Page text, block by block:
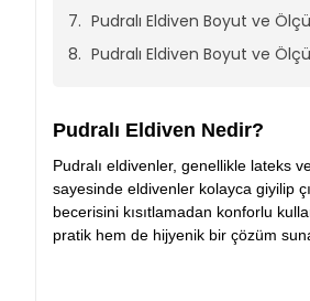
Pudralı Eldiven Boyut ve
Pudralı Eldiven Boyut ve
Pudralı Eldiven Nedir?
Pudralı eldivenler, genellikle lateks
sayesinde eldivenler kolayca giyilip
becerisini kısıtlamadan konforlu
pratik hem de hijyenik bir çözüm